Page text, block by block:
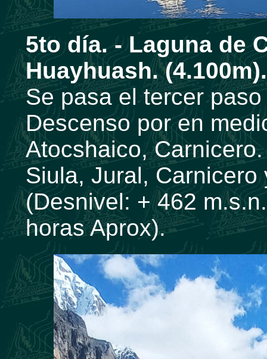
5to día. - Laguna de
Huayhuash. (4.100m).
Se pasa el tercer
Descenso por en
Atocshaico,
Siula, Jural, Carnicero
(Desnivel: + 462
horas Aprox).